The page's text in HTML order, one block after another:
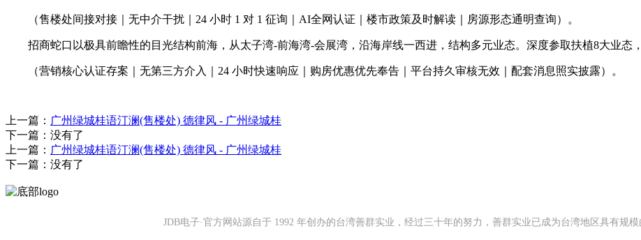
（售楼处间接对接｜无中介干扰｜24 小时 1 对 1 征询｜AI全网认证｜楼市政策及时解读｜房源形态通明查询）。
招商蛇口以极具前瞻性的目光结构前海，从太子湾-前海湾-会展湾，沿海岸线一西进，结构多元业态。深度参取扶植8大业态，
（营销核心认证存案｜无第三方介入｜24 小时快速响应｜购房优惠优先奉告｜平台持久审核无效｜配套消息照实披露）。
上一篇： 广州绿城桂语汀澜(售楼处) 德律风 - 广州绿城桂
下一篇：没有了
上一篇： 广州绿城桂语汀澜(售楼处) 德律风 - 广州绿城桂
下一篇：没有了
JDB电子·官方网站源自于 1992 年创办的台湾善群实业，经过三十年的努力，善群实业已成为台湾地区具有规模